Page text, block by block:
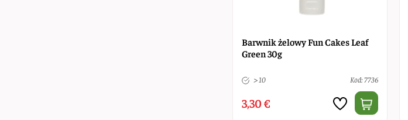
Barwnik żelowy Fun Cakes Leaf
Green 30g
> 10 Kod: 7736
3,30 €